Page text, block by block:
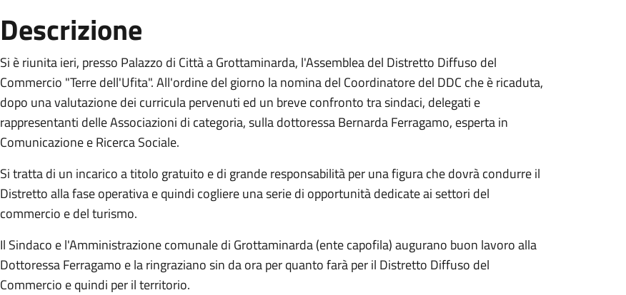
Descrizione
Si è riunita ieri, presso Palazzo di Città a Grottaminarda, l'Assemblea del Distretto Diffuso del
Commercio "Terre dell'Ufita". All'ordine del giorno la nomina del Coordinatore del DDC che è ricaduta,
dopo una valutazione dei curricula pervenuti ed un breve confronto tra sindaci, delegati e
rappresentanti delle Associazioni di categoria, sulla dottoressa Bernarda Ferragamo, esperta in
Comunicazione e Ricerca Sociale.
Si tratta di un incarico a titolo gratuito e di grande responsabilità per una figura che dovrà condurre il
Distretto alla fase operativa e quindi cogliere una serie di opportunità dedicate ai settori del
commercio e del turismo.
Il Sindaco e l'Amministrazione comunale di Grottaminarda (ente capofila) augurano buon lavoro alla
Dottoressa Ferragamo e la ringraziano sin da ora per quanto farà per il Distretto Diffuso del
Commercio e quindi per il territorio.